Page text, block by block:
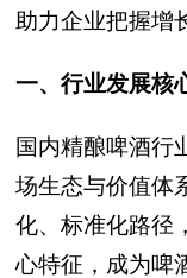
助力企业把握增
一、行业发展核
国内精酿啤酒行
场生态与价值体
化、标准化路径
心特征，成为啤